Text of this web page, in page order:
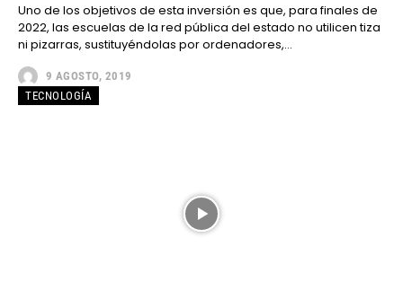
Uno de los objetivos de esta inversión es que, para finales de
2022, las escuelas de la red pública del estado no utilicen tiza
ni pizarras, sustituyéndolas por ordenadores,...
9 AGOSTO, 2019
TECNOLOGÍA